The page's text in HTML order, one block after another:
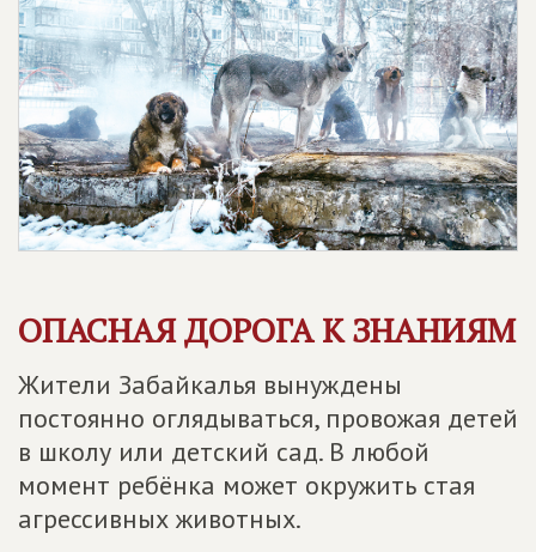
ОПАСНАЯ ДОРОГА К ЗНАНИЯМ
Жители Забайкалья вынуждены
постоянно оглядываться, провожая детей
в школу или детский сад. В любой
момент ребёнка может окружить стая
агрессивных животных.